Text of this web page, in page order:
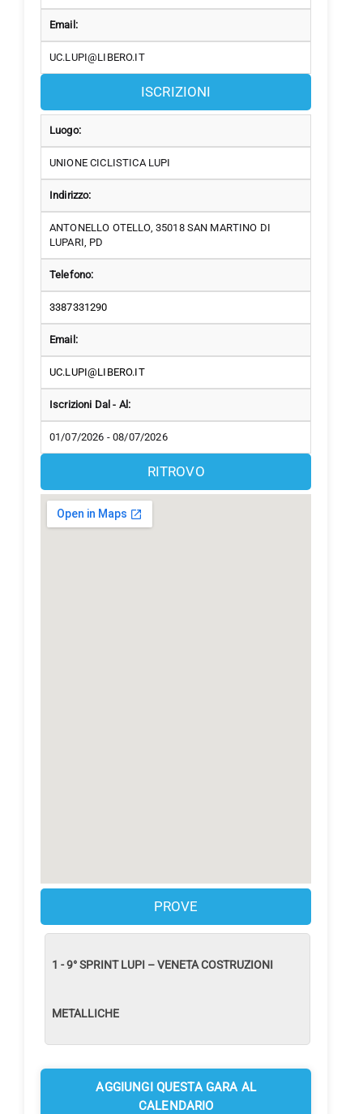
Email:
UC.LUPI@LIBERO.IT
ISCRIZIONI
Luogo:
UNIONE CICLISTICA LUPI
Indirizzo:
ANTONELLO OTELLO, 35018 SAN MARTINO DI
LUPARI, PD
Telefono:
3387331290
Email:
UC.LUPI@LIBERO.IT
Iscrizioni Dal - Al:
01/07/2026 - 08/07/2026
RITROVO
PROVE
1 - 9° SPRINT LUPI – VENETA COSTRUZIONI
METALLICHE
AGGIUNGI QUESTA GARA AL
CALENDARIO